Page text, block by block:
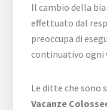
Il cambio della
effettuato dal
preoccupa di
continuativo ogni
Le ditte che sono
Vacanze